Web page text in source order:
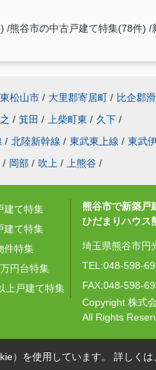
熊谷市の中古戸建て特集(78件)
東松山市 / 大里郡寄居町 / 比企郡
之 / 箕田 / 上柴町東 / 久下 /
/ 北陸新幹線 / 東武東上線 / 東武
/ 岡部 / 吹上 / 上熊谷 /
建て特集
建て特集
件特集
円台特集
上戸建て特集
熊谷市で新築戸
ひだまりハウス
埼玉県熊谷市円
TEL:048-598-
FAX:048-598-
Copyright 株式
All Rights
）を使用しています。 詳しくは